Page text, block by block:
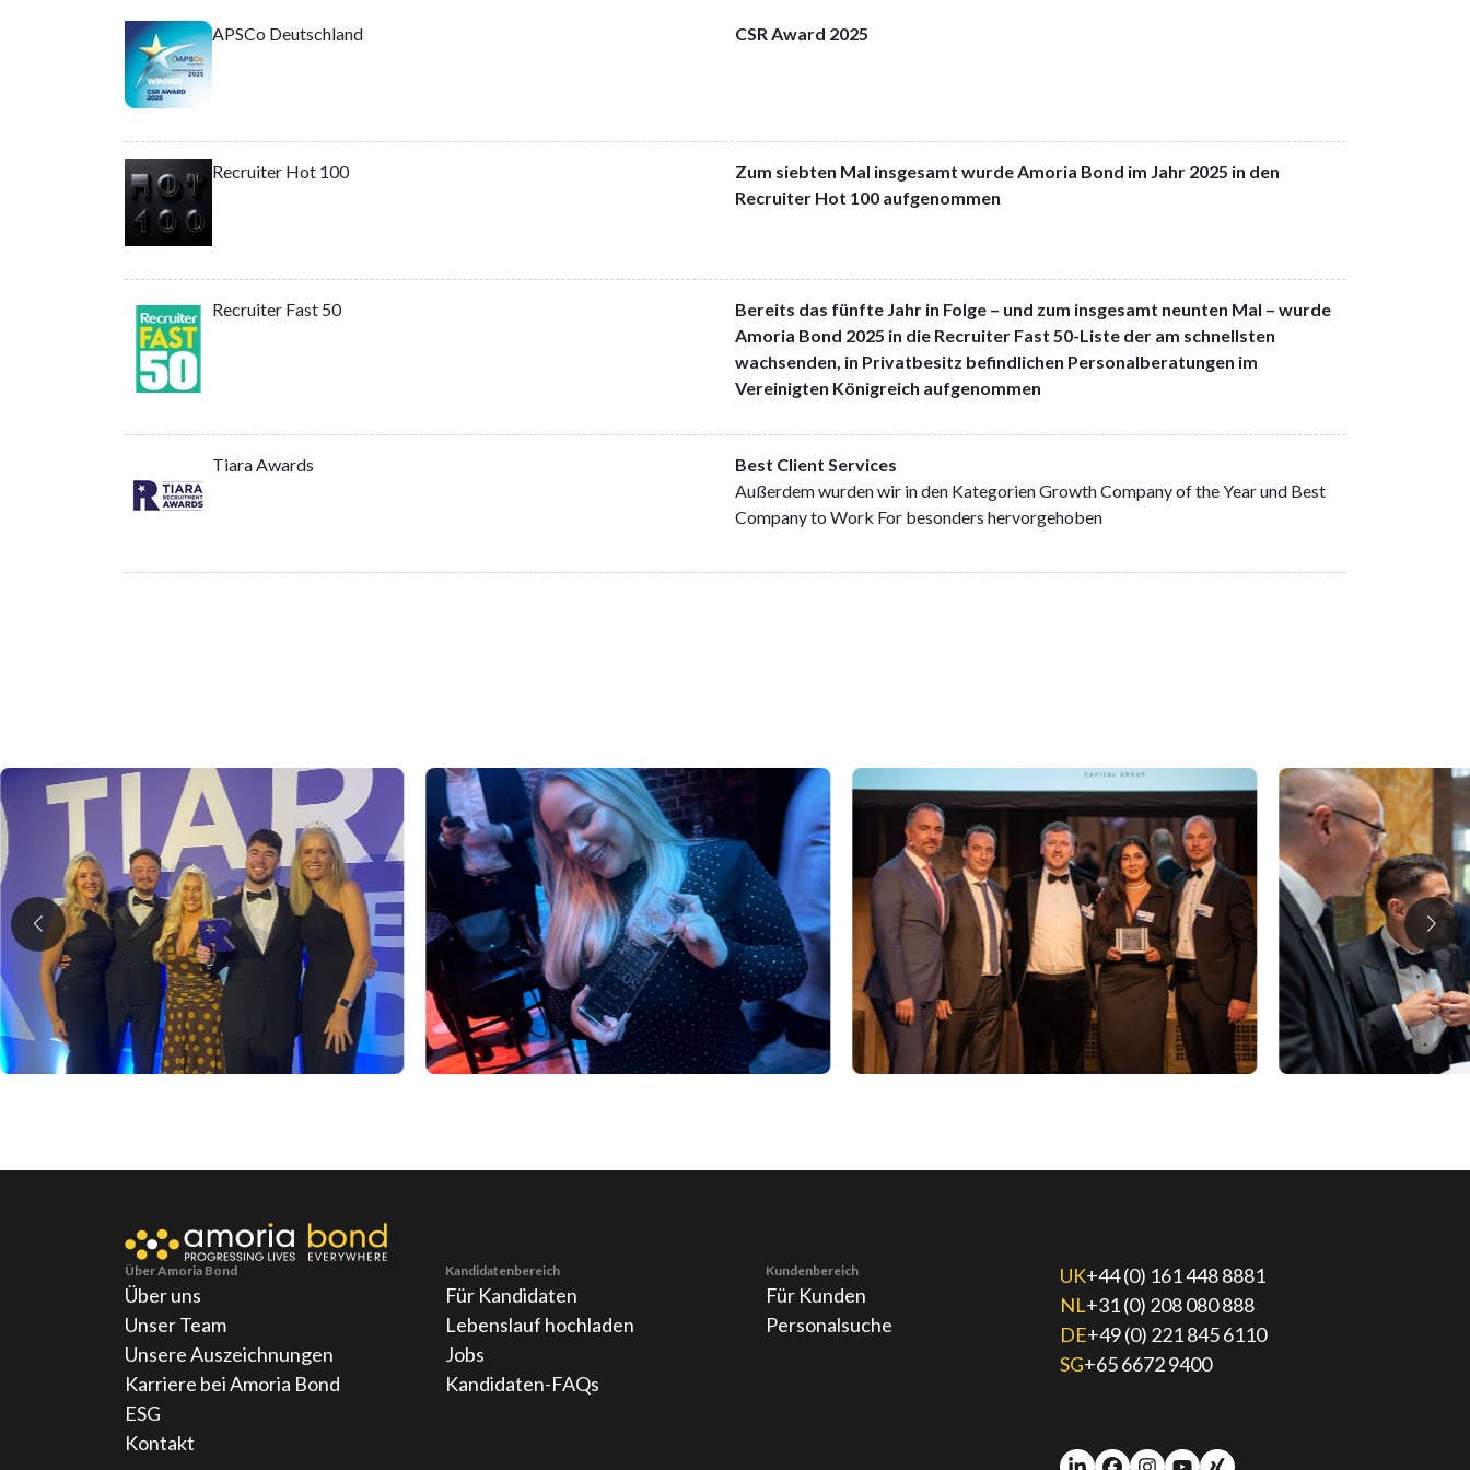
APSCo Deutschland CSR Award 2025
Recruiter Hot 100
Zum siebten Mal insgesamt wurde Amoria Bond im Jahr 2025 in den
Recruiter Hot 100 aufgenommen
Recruiter Fast 50
Bereits das fünfte Jahr in Folge – und zum insgesamt neunten Mal – wurde
Amoria Bond 2025 in die Recruiter Fast 50-Liste der am schnellsten
wachsenden, in Privatbesitz befindlichen Personalberatungen im
Vereinigten Königreich aufgenommen
Tiara Awards
Best Client Services
Außerdem wurden wir in den Kategorien Growth Company of the Year und Best
Company to Work For besonders hervorgehoben
Über Amoria Bond
Über uns
Unser Team
Unsere Auszeichnungen
Karriere bei Amoria Bond
ESG
Kontakt
Kandidatenbereich
Für Kandidaten
Lebenslauf hochladen
Jobs
Kandidaten-FAQs
Kundenbereich
Für Kunden
Personalsuche
UK+44 (0) 161 448 8881
NL+31 (0) 208 080 888
DE+49 (0) 221 845 6110
SG+65 6672 9400